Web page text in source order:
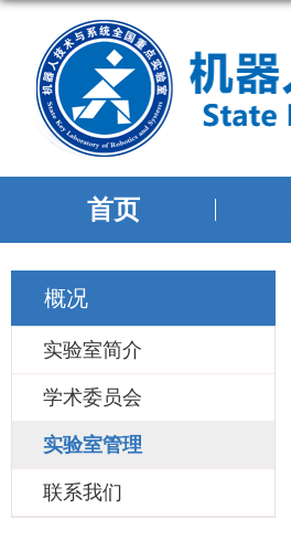
首页
概况
实验室简介
学术委员会
实验室管理
联系我们